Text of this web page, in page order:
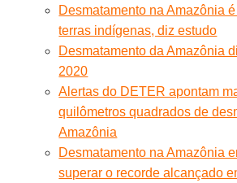
Desmatamento na Amazônia
terras indígenas, diz estudo
Desmatamento da Amazônia
2020
Alertas do DETER apontam
quilômetros quadrados de
Amazônia
Desmatamento na Amazônia
superar o recorde alcançado